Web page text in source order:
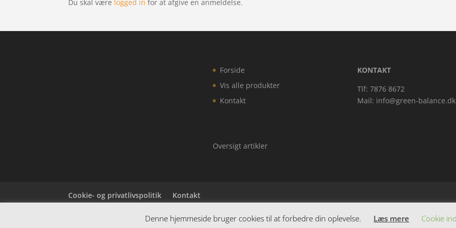
Du skal være logged in for at afgive en anmeldelse.
Forside
Vis alle produkter
Kontakt
Oversigt artikler
KONTAKT
Tlf: 7876 8672
Mail: info@green-balance.dk
Cookie- og privatlivspolitik Kontakt
Denne hjemmeside samler et bredt udvalg af spændende varer. Siden er et affiiliatesite, og nogle links kan være
Denne hjemmeside bruger cookies til at forbedre din oplevelse. Læs mere Cookie